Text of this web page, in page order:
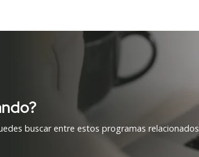
buscar entre estos programas relacionados